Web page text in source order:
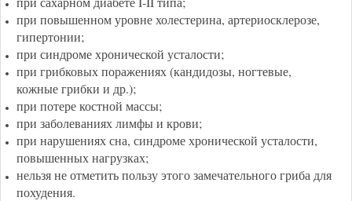
при повышенном уровне холестерина, артериосклерозе,
гипертонии;
при синдроме хронической усталости;
при грибковых поражениях (кандидозы, ногтевые,
кожные грибки и др.);
при потере костной массы;
при заболеваниях лимфы и крови;
при нарушениях сна, синдроме хронической усталости,
повышенных нагрузках;
нельзя не отметить пользу этого замечательного гриба для
похудения.